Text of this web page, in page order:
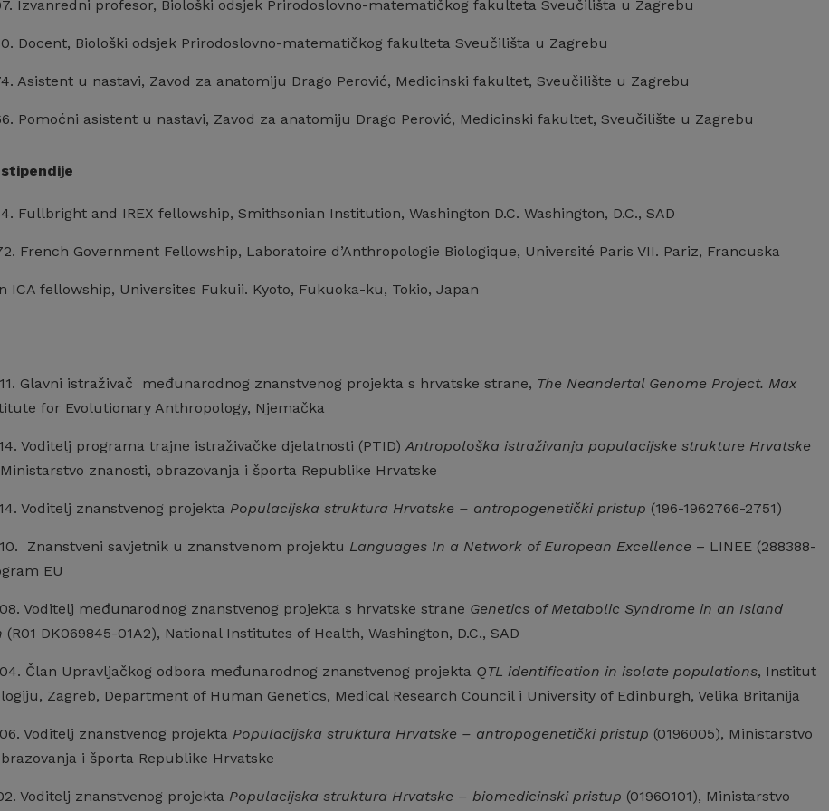
Izvanredni profesor, Biološki odsjek Prirodoslovno-matematičkog fakulteta Sveučilišta u Zagrebu
Docent, Biološki odsjek Prirodoslovno-matematičkog fakulteta Sveučilišta u Zagrebu
Asistent u nastavi, Zavod za anatomiju Drago Perović, Medicinski fakultet, Sveučilište u Zagrebu
Pomoćni asistent u nastavi, Zavod za anatomiju Drago Perović, Medicinski fakultet, Sveučilište u Zagrebu
Fullbright and IREX fellowship, Smithsonian Institution, Washington D.C. Washington, D.C., SAD
French Government Fellowship, Laboratoire d’Anthropologie Biologique, Université Paris VII. Pariz, Francuska
ICA fellowship, Universites Fukuii. Kyoto, Fukuoka-ku, Tokio, Japan
Glavni istraživač međunarodnog znanstvenog projekta s hrvatske strane, The Neandertal Genome Project. Max
for Evolutionary Anthropology, Njemačka
Voditelj programa trajne istraživačke djelatnosti (PTID)Antropološka istraživanja populacijske strukture Hrvatske
Ministarstvo znanosti, obrazovanja i športa Republike Hrvatske
Voditelj znanstvenog projekta Populacijska struktura Hrvatske – antropogenetički pristup (196-1962766-2751)
Znanstveni savjetnik u znanstvenom projektu Languages In a Network of European Excellence – LINEE (288388-
EU
Voditelj međunarodnog znanstvenog projekta s hrvatske strane Genetics of Metabolic Syndrome in an Island
(R01 DK069845-01A2), National Institutes of Health, Washington, D.C., SAD
Član Upravljačkog odbora međunarodnog znanstvenog projekta QTL identification in isolate populations, Institut
Zagreb, Department of Human Genetics, Medical Research Council i University of Edinburgh, Velika Britanija
Voditelj znanstvenog projekta Populacijska struktura Hrvatske – antropogenetički pristup (0196005), Ministarstvo
i športa Republike Hrvatske
Voditelj znanstvenog projekta Populacijska struktura Hrvatske – biomedicinski pristup (01960101), Ministarstvo